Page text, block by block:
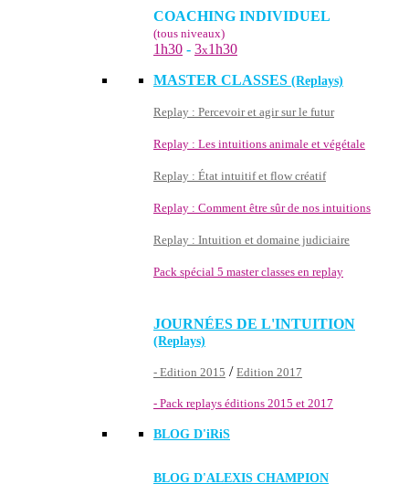
COACHING INDIVIDUEL
(tous niveaux)
1h30 - 3x1h30
MASTER CLASSES (Replays)
Replay : Percevoir et agir sur le futur
Replay : Les intuitions animale et végétale
Replay : État intuitif et flow créatif
Replay : Comment être sûr de nos intuitions
Replay : Intuition et domaine judiciaire
Pack spécial 5 master classes en replay
JOURNÉES DE L'INTUITION
(Replays)
- Edition 2015 / Edition 2017
- Pack replays éditions 2015 et 2017
BLOG D'iRiS
BLOG D'ALEXIS CHAMPION